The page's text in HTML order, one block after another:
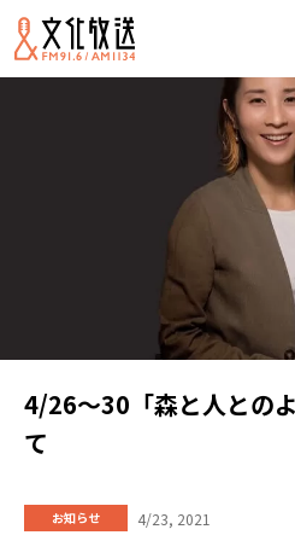
4/26～30「森と人との
て
お知らせ 4/23, 2021